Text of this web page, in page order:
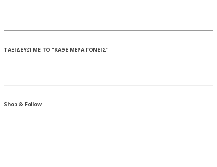
ΤΑΞΙΔΕΥΩ ΜΕ ΤΟ “ΚΑΘΕ ΜΕΡΑ ΓΟΝΕΙΣ”
Shop & Follow